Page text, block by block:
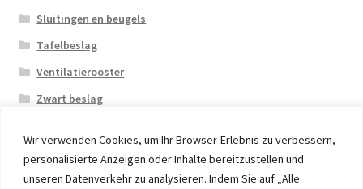
Wir verwenden Cookies, um Ihr Browser-Erlebnis zu verbessern,
personalisierte Anzeigen oder Inhalte bereitzustellen und
unseren Datenverkehr zu analysieren. Indem Sie auf „Alle
Sluitingen en beugels
Tafelbeslag
Ventilatierooster
Zwart beslag